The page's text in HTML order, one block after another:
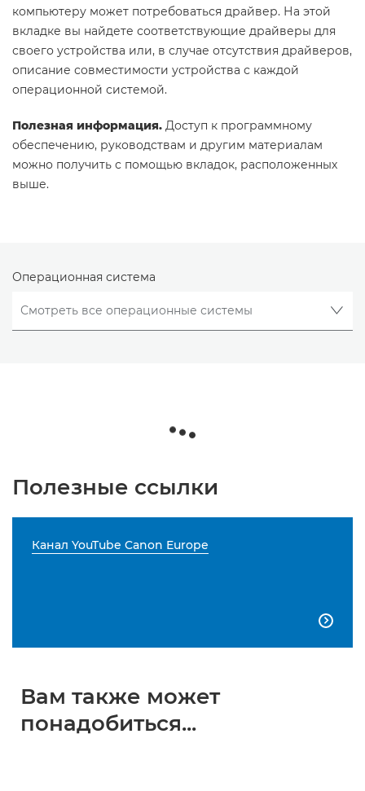
компьютеру может потребоваться драйвер. На этой
вкладке вы найдете соответствующие драйверы для
своего устройства или, в случае отсутствия драйверов,
описание совместимости устройства с каждой
операционной системой.
Полезная информация. Доступ к программному
обеспечению, руководствам и другим материалам
можно получить с помощью вкладок, расположенных
выше.
Операционная система
Полезные ссылки
Канал YouTube Canon Europe

Вам также может
понадобиться...